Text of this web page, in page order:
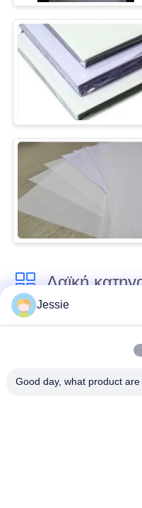
Λαϊκή
Υλικό έξυπνων
Εκτυπώσιμα φύλλα
Jessie
Good day, what product